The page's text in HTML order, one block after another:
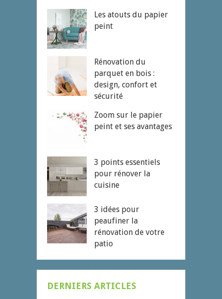
Les atouts du papier
peint
Rénovation du
parquet en bois :
design, confort et
sécurité
Zoom sur le papier
peint et ses avantages
3 points essentiels
pour rénover la
cuisine
3 idées pour
peaufiner la
rénovation de votre
patio
DERNIERS ARTICLES